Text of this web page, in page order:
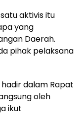
aktivis itu
yang
Daerah.
pihak pelaksana
dalam Rapat
oleh
ikut